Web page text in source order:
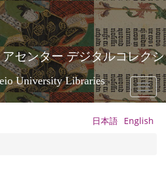
センター デジタルコレクシ
University Libraries
Toggle
日本語 English